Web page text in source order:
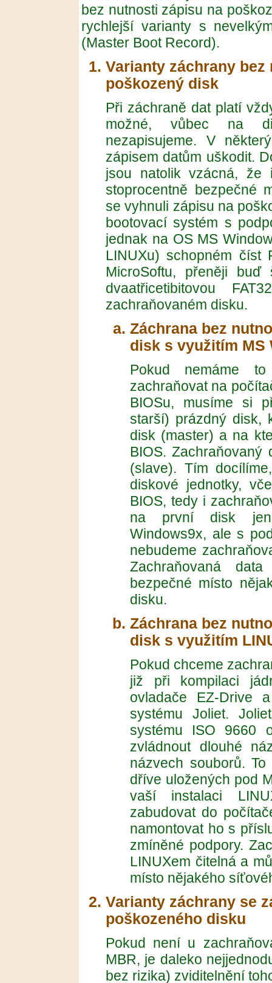
bez nutnosti zápisu na
rychlejší varianty s
(Master Boot Record).
Varianty záchrany
poškozený disk
Při záchraně dat platí
možné, vůbec na
nezapisujeme. V
zápisem datům uškodit.
jsou natolik vzácná, že
stoprocentně bezpečné
se vyhnuli zápisu na
bootovací systém s
jednak na OS MS
LINUXu) schopném číst
MicroSoftu, přeněji buď
dvaatřicetibitovou
zachraňovaném disku.
Záchrana bez
disk s využitím MS
Pokud nemáme
zachraňovat na
BIOSu, musíme si
starší) prázdný disk,
disk (master) a na
BIOS.
(slave). Tím
diskové jednotky,
BIOS, tedy i
na první disk jen
Windows9x, ale s
nebudeme
Zachraňovaná
bezpečné místo
disku.
Záchrana bez
disk s využitím
Pokud chceme
již při kompilaci
ovladače EZ-Drive
systému Joliet.
systému ISO 9660
zvládnout dlouhé
názvech souborů.
dříve uložených pod
vaší instalaci
zabudovat do
namontovat ho s
zmíněné podpory.
LINUXem čitelná a
místo nějakého
Varianty záchrany se
poškozeného disku
Pokud není u
MBR, je daleko
bez rizika) zviditelnění